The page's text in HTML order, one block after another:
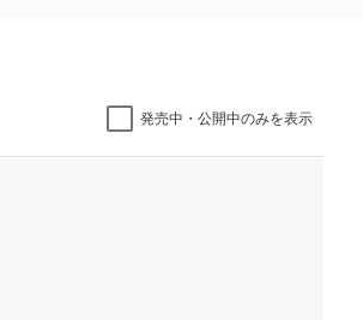
発売中・公開中のみを表示